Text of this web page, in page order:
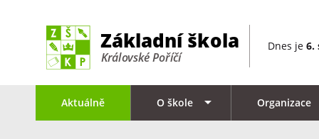
Dnes je 6.
Aktuálně O škole Organizace